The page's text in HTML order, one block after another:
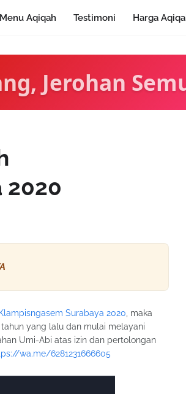
Menu Aqiqah Testimoni Harga
Jerohan
2020
Surabaya 2020 , maka
yang lalu dan mulai melayani
Umi-Abi atas izin dan pertolongan
wa.me/6281231666605